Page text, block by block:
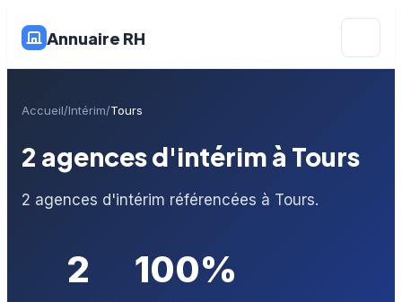
Annuaire RH
Accueil Intérim Tours
2 agences d'intérim à Tours
2 agences d'intérim référencées à Tours.
2 100%